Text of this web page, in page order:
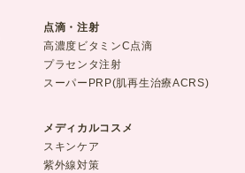
点滴・注射
高濃度ビタミンC点滴
プラセンタ注射
スーパーPRP(肌再生治療ACRS)
メディカルコスメ
スキンケア
紫外線対策